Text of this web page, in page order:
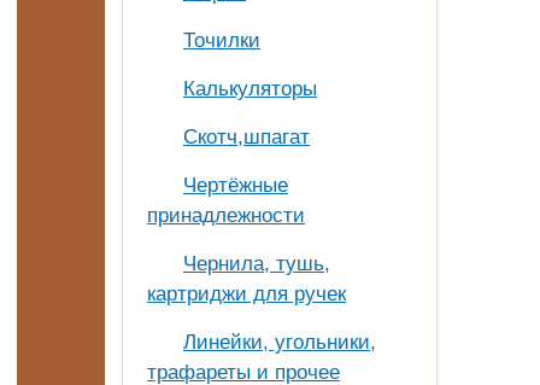
Точилки
Калькуляторы
Скотч,шпагат
Чертёжные
принадлежности
Чернила, тушь,
картриджи для ручек
Линейки, угольники,
трафареты и прочее